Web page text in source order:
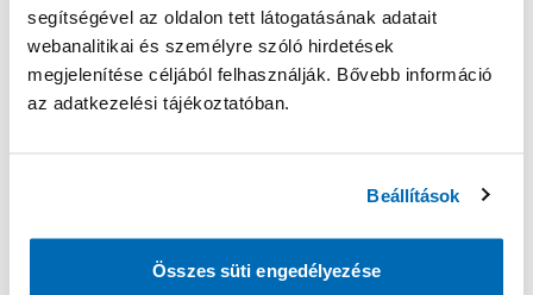
segítségével az oldalon tett látogatásának adatait
webanalitikai és személyre szóló hirdetések
megjelenítése céljából felhasználják. Bővebb információ
az adatkezelési tájékoztatóban.
Beállítások
Összes süti engedélyezése